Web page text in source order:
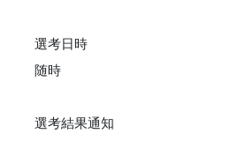
選考日時
随時
選考結果通知